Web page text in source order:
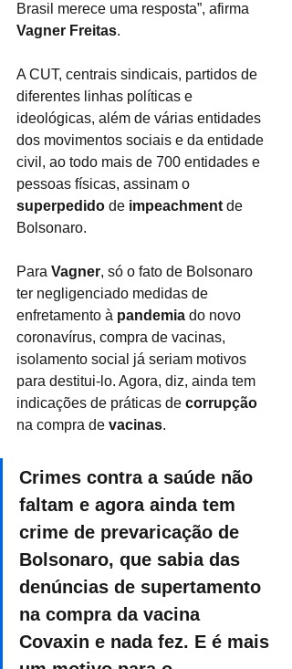
Brasil merece uma resposta”, afirma
Vagner Freitas.
A CUT, centrais sindicais, partidos de
diferentes linhas políticas e
ideológicas, além de várias entidades
dos movimentos sociais e da entidade
civil, ao todo mais de 700 entidades e
pessoas físicas, assinam o
superpedido de impeachment de
Bolsonaro.
Para Vagner, só o fato de Bolsonaro
ter negligenciado medidas de
enfretamento à pandemia do novo
coronavírus, compra de vacinas,
isolamento social já seriam motivos
para destitui-lo. Agora, diz, ainda tem
indicações de práticas de corrupção
na compra de vacinas.
Crimes contra a saúde não
faltam e agora ainda tem
crime de prevaricação de
Bolsonaro, que sabia das
denúncias de supertamento
na compra da vacina
Covaxin e nada fez. E é mais